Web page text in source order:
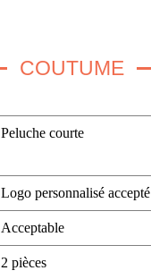
COUTUME
Peluche courte
Logo personnalisé accepté
Acceptable
2 pièces